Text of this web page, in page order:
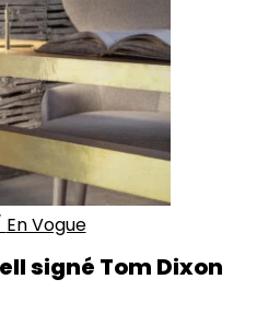
En Vogue
signé Tom Dixon